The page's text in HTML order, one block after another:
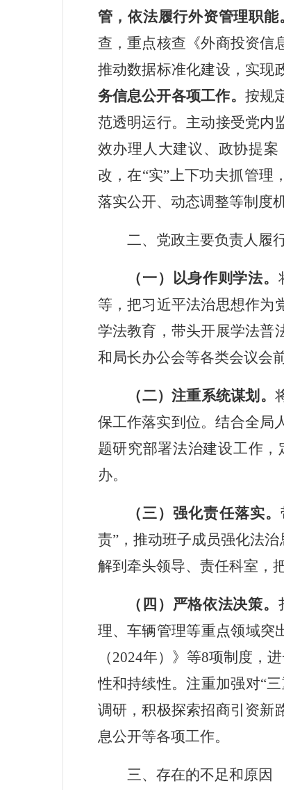
管，依法履行外资管理职能
查，重点核查《外商投资信
推动数据标准化建设，实现
务信息公开各项工作。 按规
范透明运行。主动接受党内
效办理人大建议、政协提
改，在“实”上下功夫抓管理
落实公开、动态调整等制度
二、党政主要负责人履
（一）以身作则学法。
等，把习近平法治思想作为
学法教育，带头开展学法普
和局长办公会等各类会议会
（二）注重系统谋划。
保工作落实到位。结合全局
题研究部署法治建设工作
办。
（三）强化责任落实。
责”，推动班子成员强化法
解到牵头领导、责任科室，
（四）严格依法决策。
理、车辆管理等重点领域突
（2024年）》等8项制度，
性和持续性。注重加强对“
调研，积极探索招商引资新
息公开等各项工作。
三、存在的不足和原因